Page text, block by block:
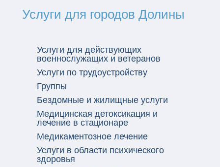
Услуги для городов Долины
Услуги для действующих
военнослужащих и ветеранов
Услуги по трудоустройству
Группы
Бездомные и жилищные услуги
Медицинская детоксикация и
лечение в стационаре
Медикаментозное лечение
Услуги в области психического
здоровья